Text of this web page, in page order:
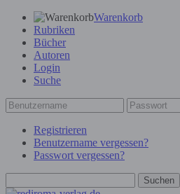
Warenkorb
Rubriken
Bücher
Autoren
Login
Suche
Registrieren
Benutzername vergessen?
Passwort vergessen?
Suchen